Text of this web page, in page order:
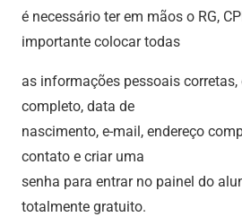
é necessário ter em mãos o RG,
importante colocar todas
as informações pessoais
completo, data de
nascimento, e-mail, endereço
contato e criar uma
senha para entrar no painel do
totalmente gratuito.